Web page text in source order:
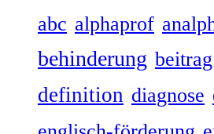
abc alphaprof
behinderung beitrag
definition diagnose